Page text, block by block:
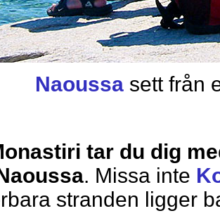
Naoussa sett från
tar du dig
. Missa inte
stranden ligger